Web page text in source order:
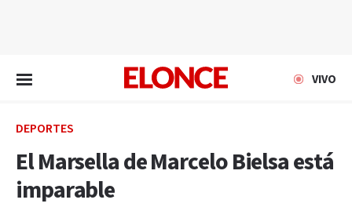
VIVO
DEPORTES
El Marsella de Marcelo Bielsa está
imparable